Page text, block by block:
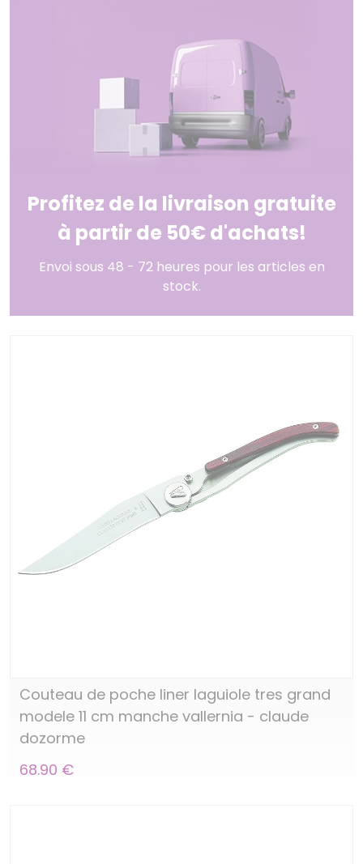
Profitez de la livraison gratuite
à partir de 50€ d'achats!
Envoi sous 48 - 72 heures pour les articles en
stock.
Couteau de poche liner laguiole tres grand
modele 11 cm manche vallernia - claude
dozorme
68.90 €